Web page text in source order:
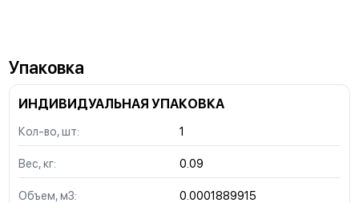
Упаковка
ИНДИВИДУАЛЬНАЯ УПАКОВКА
Кол-во, шт: 1
Вес, кг: 0.09
Объем, м3: 0.0001889915